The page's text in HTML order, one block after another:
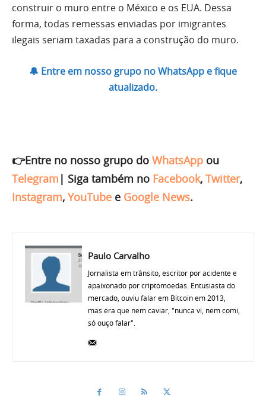
construir o muro entre o México e os EUA. Dessa
forma, todas remessas enviadas por imigrantes
ilegais seriam taxadas para a construção do muro.
🔔 Entre em nosso grupo no WhatsApp e fique
atualizado.
👉Entre no nosso grupo do WhatsApp ou
Telegram | Siga também no Facebook, Twitter,
Instagram, YouTube e Google News.
Paulo Carvalho
Jornalista em trânsito, escritor por acidente e
apaixonado por criptomoedas. Entusiasta do
mercado, ouviu falar em Bitcoin em 2013,
mas era que nem caviar, "nunca vi, nem comi,
só ouço falar".